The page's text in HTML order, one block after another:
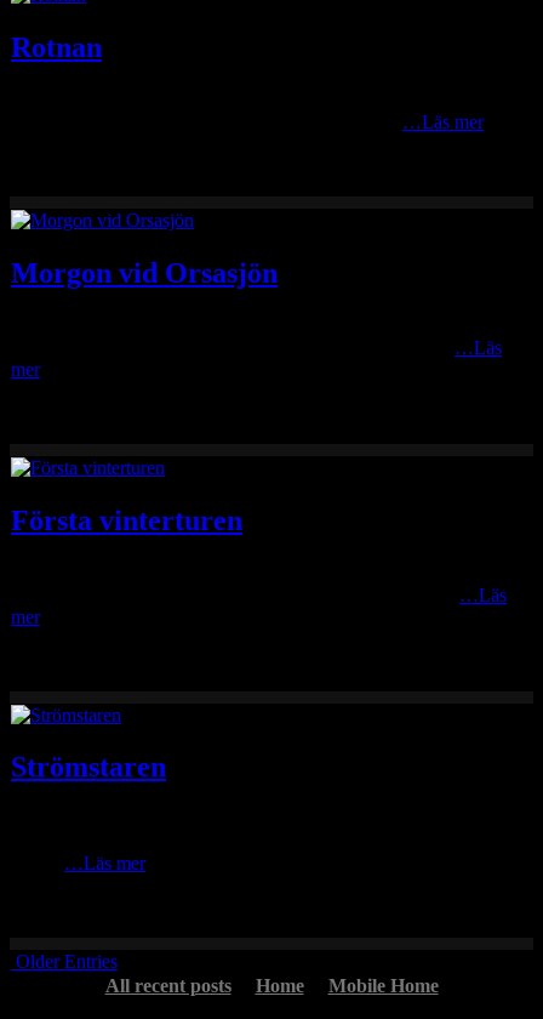
Rotnan
…Läs mer
Morgon vid Orsasjön
…Läs
mer
Första vinterturen
…Läs
mer
Strömstaren
…Läs mer
Older Entries
All recent posts
Home Mobile Home